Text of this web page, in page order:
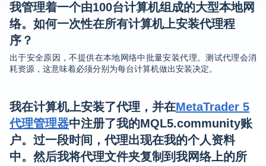
我管理着一个由100台计算机组成的大型本地网
络。如何一次性在所有计算机上安装代理程
序？
出于安全原因，不提供在本地网络中批量安装代理。测试代理会消
耗资源，这意味着必须分别为每台计算机做出安装决定。
我在计算机上安装了代理，并在MetaTrader 5
代理管理器中注册了我的MQL5.community账
户。过一段时间，代理出现在我的个人资料
中。然后我将代理文件夹复制到我网络上的所